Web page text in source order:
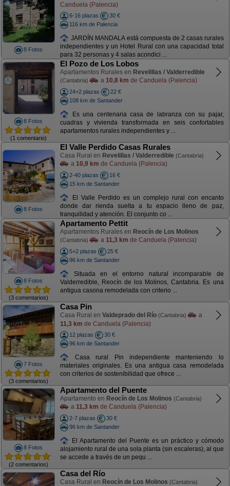
8 Fotos
Canduela (Palencia)
6-16 plazas
30 €
116 km de Palencia
JARDÍN MANDALA está compuesta de 2 casas rurales
independientes y un Hotel Rural con una capacidad total
para 32 personas y 4 salas acondici ...
8 Fotos
(1 comentario)
El Pozo de Los Lobos
Apartamentos Rurales en Revelillas / Valderredible
(Cantabria) a 10,8 km de Canduela (Palencia)
24+2 plazas
22 €
108 km de Santander
Es una centenaria casa de labranza con su pajar,
cuadras y vivienda transformada en seis confortables
apartamentos rurales independientes y ...
8 Fotos
El Valle Perdido Casas Rurales
Casa Rural en Revelillas / Valderredible (Cantabria)
a 10,9 km de Canduela (Palencia)
2-40 plazas
16 €
15 km de Santander
El Valle Perdido es un complejo rural con encanto
donde dar rienda suelta a tu espacio lleno de paz,
tranquilidad y atención. El conjunto co ...
8 Fotos
(3 comentarios)
Apartamento Pettit
Apartamentos Rurales en Reocín de Los Molinos
(Cantabria) a 11,3 km de Canduela (Palencia)
5+2 plazas
25 €
96 km de Santander
Situada en el entorno natural incomparable de
Valderredible, Reocín de los Molinos, Cantabria. Es una
antigua casona remodelada con criterio ...
7 Fotos
(3 comentarios)
Casa Pin
Casa Rural en Valdeprado del Río (Cantabria)
a
11,3 km de Canduela (Palencia)
12 plazas
30 €
96 km de Santander
Casa rural Pin independiente manteniendo lo
materiales originales. Es una antigua casa remodelada
con criterios de sostenibilidad que ofrece ...
8 Fotos
(2 comentarios)
Apartamento del Puente
Apartamento en Reocín de Los Molinos (Cantabria)
a 11,3 km de Canduela (Palencia)
2-7 plazas
30 €
96 km de Santander
El Apartamento del Puente es un práctico y cómodo
alojamiento rural de una sola planta (sin escaleras), al que
se accede a través de un pequ ...
Casa del Río
Casa Rural en Reocín de Los Molinos (Cantabria)